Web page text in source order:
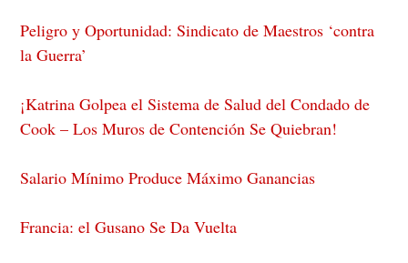
Peligro y Oportunidad: Sindicato de Maestros ‘contra
la Guerra’
¡Katrina Golpea el Sistema de Salud del Condado de
Cook – Los Muros de Contención Se Quiebran!
Salario Mínimo Produce Máximo Ganancias
Francia: el Gusano Se Da Vuelta